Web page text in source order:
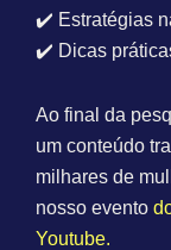
✔️ Estratégias
✔️ Dicas
Ao final da
um conteúdo
milhares de
nosso evento
Youtube.